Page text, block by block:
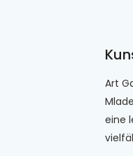
Art
eine